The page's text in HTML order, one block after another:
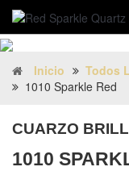
Inicio Todos
1010 Sparkle Red
CUARZO
1010